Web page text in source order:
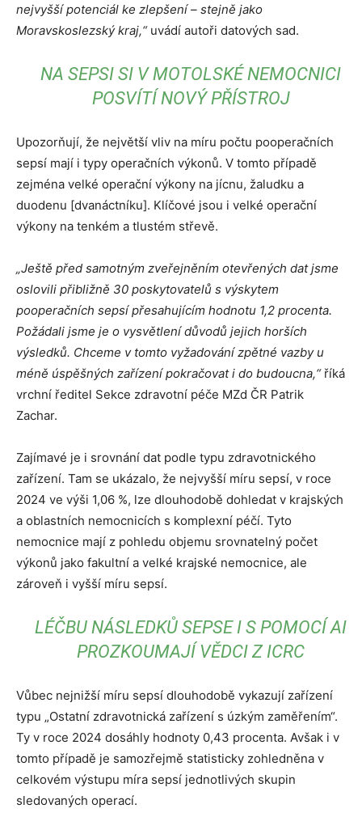
nejvyšší potenciál ke zlepšení – stejně jako
Moravskoslezský kraj,“uvádí autoři datových sad.
NA SEPSI SI V MOTOLSKÉ NEMOCNICI
POSVÍTÍ NOVÝ PŘÍSTROJ
Upozorňují, že největší vliv na míru počtu pooperačních
sepsí mají i typy operačních výkonů. V tomto případě
zejména velké operační výkony na jícnu, žaludku a
duodenu [dvanáctníku]. Klíčové jsou i velké operační
výkony na tenkém a tlustém střevě.
„Ještě před samotným zveřejněním otevřených dat jsme
oslovili přibližně 30 poskytovatelů s výskytem
pooperačních sepsí přesahujícím hodnotu 1,2 procenta.
Požádali jsme je o vysvětlení důvodů jejich horších
výsledků. Chceme v tomto vyžadování zpětné vazby u
méně úspěšných zařízení pokračovat i do budoucna,“říká
vrchní ředitel Sekce zdravotní péče MZd ČR Patrik
Zachar.
Zajímavé je i srovnání dat podle typu zdravotnického
zařízení. Tam se ukázalo, že nejvyšší míru sepsí, v roce
2024 ve výši 1,06 %, lze dlouhodobě dohledat v krajských
a oblastních nemocnicích s komplexní péčí. Tyto
nemocnice mají z pohledu objemu srovnatelný počet
výkonů jako fakultní a velké krajské nemocnice, ale
zároveň i vyšší míru sepsí.
LÉČBU NÁSLEDKŮ SEPSE I S POMOCÍ AI
PROZKOUMAJÍ VĚDCI Z ICRC
Vůbec nejnižší míru sepsí dlouhodobě vykazují zařízení
typu „Ostatní zdravotnická zařízení s úzkým zaměřením“.
Ty v roce 2024 dosáhly hodnoty 0,43 procenta. Avšak i v
tomto případě je samozřejmě statisticky zohledněna v
celkovém výstupu míra sepsí jednotlivých skupin
sledovaných operací.